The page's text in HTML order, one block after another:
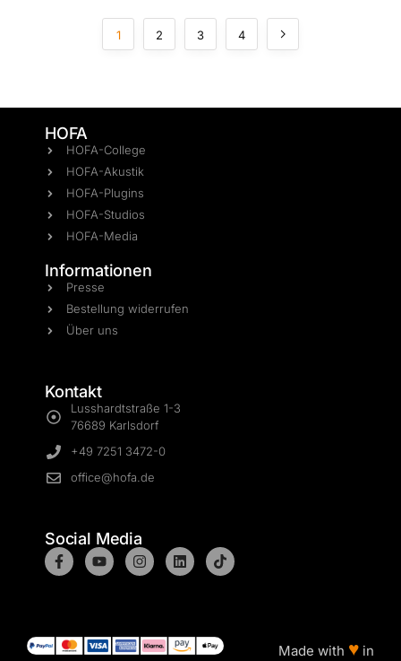
1 2 3 4
HOFA
HOFA-College
HOFA-Akustik
HOFA-Plugins
HOFA-Studios
HOFA-Media
Informationen
Presse
Bestellung widerrufen
Über uns
Kontakt
Lusshardtstraße 1-3
76689 Karlsdorf
+49 7251 3472-0
office@hofa.de
Social Media
Made with ♥ in